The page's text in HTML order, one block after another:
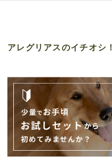
アレグリアスのイチオシ！